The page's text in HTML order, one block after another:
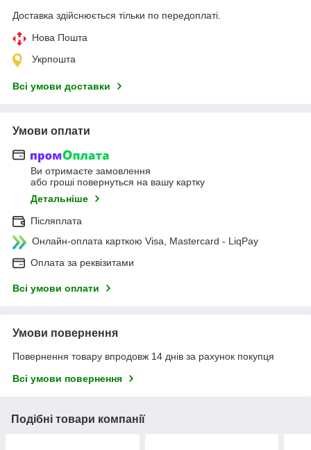
Доставка здійснюється тільки по передоплаті.
Нова Пошта
Укрпошта
Всі умови доставки
Умови оплати
Ви отримаєте замовлення
або гроші повернуться на вашу картку
Детальніше
Післяплата
Онлайн-оплата карткою Visa, Mastercard - LiqPay
Оплата за реквізитами
Всі умови оплати
Умови повернення
Повернення товару впродовж 14 днів за рахунок покупця
Всі умови повернення
Подібні товари компанії